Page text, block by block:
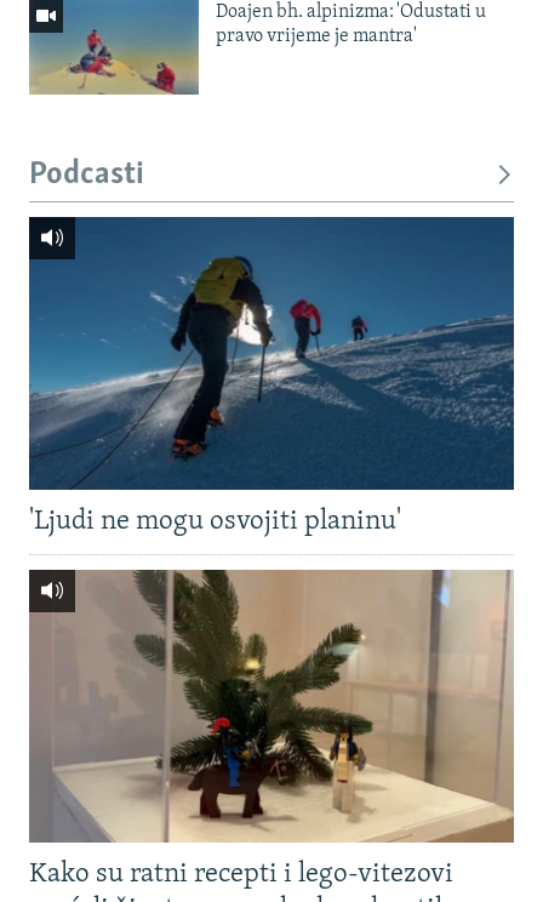
Doajen bh. alpinizma: 'Odustati u
pravo vrijeme je mantra'
Podcasti
'Ljudi ne mogu osvojiti planinu'
Kako su ratni recepti i lego-vitezovi